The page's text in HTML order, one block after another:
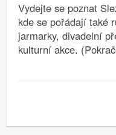
Vydejte se poznat
kde se pořádají také
jarmarky, divadelní
kulturní akce.